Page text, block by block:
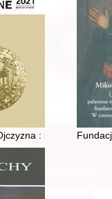
: przywrócenie